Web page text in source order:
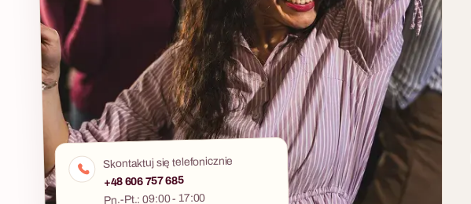
Skontaktuj się telefonicznie
+48 606 757 685
Pn.-Pt.: 09:00 - 17:00